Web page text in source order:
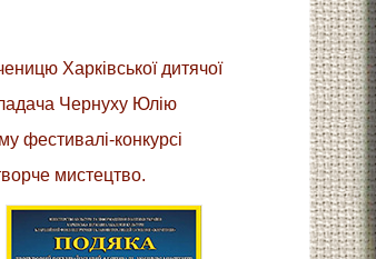
Харківської дитячої
Чернуху Юлію
фестивалі-конкурсі
мистецтво.